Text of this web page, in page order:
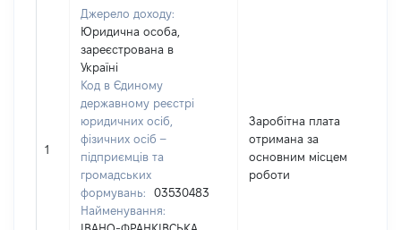
1
Джерело доходу:
Юридична особа,
зареєстрована в
Україні
Код в Єдиному
державному реєстрі
юридичних осіб,
фізичних осіб –
підприємців та
громадських
формувань:
03530483
Найменування:
Заробітна плата
отримана за
основним місцем
роботи